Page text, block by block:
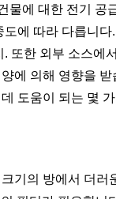
물에 대한 전기 공
에 따라 다릅니다
또한 외부 소스에
에 의해 영향을 받
도움이 되는 몇
기의 방에서 더러